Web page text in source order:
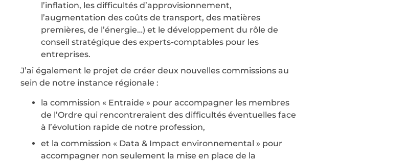
l’inflation, les difficultés d’approvisionnement,
l’augmentation des coûts de transport, des matières
premières, de l’énergie…) et le développement du rôle de
conseil stratégique des experts-comptables pour les
entreprises.
J’ai également le projet de créer deux nouvelles commissions au
sein de notre instance régionale :
la commission « Entraide » pour accompagner les membres
de l’Ordre qui rencontreraient des difficultés éventuelles face
à l’évolution rapide de notre profession,
et la commission « Data & Impact environnemental » pour
accompagner non seulement la mise en place de la